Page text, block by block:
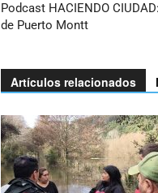
Podcast HACIENDO
de Puerto Montt
Artículos relacionados